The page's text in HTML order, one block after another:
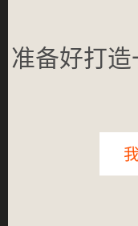
准备好打